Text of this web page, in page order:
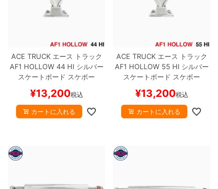
ACE TRUCKエース トラック
AF1 HOLLOW44 HI シルバー
スケートボード スケボー
¥13,200税込
カートに入れる
ACE TRUCKエース トラック
AF1 HOLLOW55 HI シルバー
スケートボード スケボー
¥13,200税込
カートに入れる